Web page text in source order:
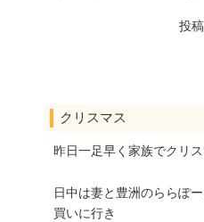
投
クリスマス
昨日一足早く家族でクリス
日中は妻と豊洲のららぽ
買いに行き